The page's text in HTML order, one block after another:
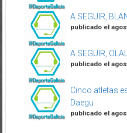
A SEGUIR,
publicado el
A SEGUIR,
publicado el
Cinco atletas
Daegu
publicado el